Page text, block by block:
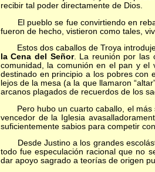
recibir tal poder directamente de Dios.
El pueblo se fue convirtiendo en
fueron de hecho, vistieron como tales,
Estos dos caballos de Troya
la Cena del Señor. La reunión por las
comunidad, la comunión en el pan y
destinado en principio a los pobres con
lejos de la mesa (a la que llamaron
arcanos plagados de recuerdos de los
Pero hubo un cuarto caballo, el más
vencedor de la Iglesia
suficientemente sabios para competir
Desde Justino a los grandes
todo fue especulación racional que no
dar apoyo sagrado a teorías de origen